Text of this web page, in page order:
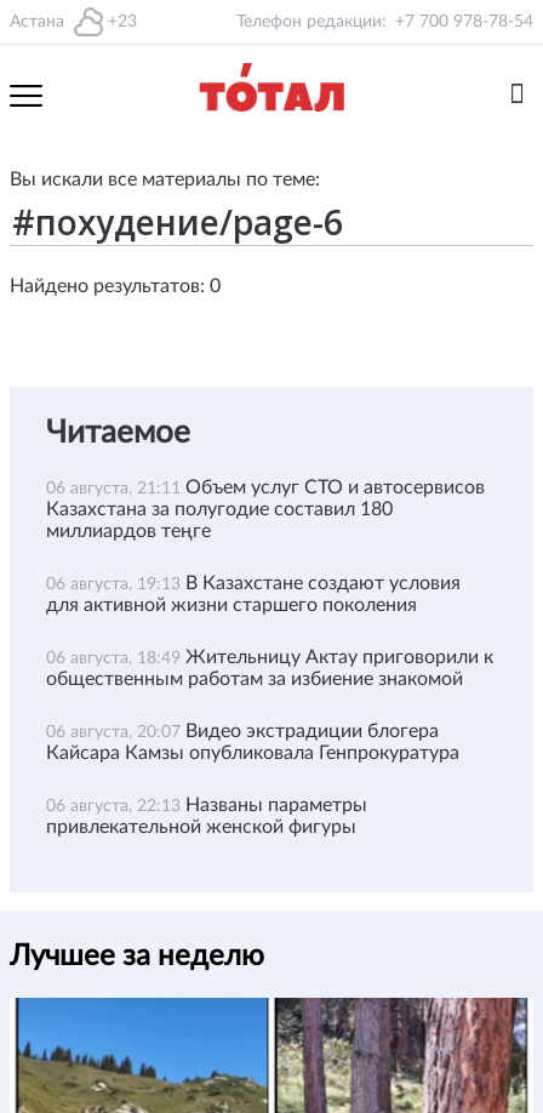
Астана +23 Телефон редакции: +7 700 978-78-54
Вы искали все материалы по теме:
Найдено результатов: 0
Читаемое
06 августа, 21:11 Объем услуг СТО и автосервисов
Казахстана за полугодие составил 180
миллиардов теңге
06 августа, 19:13 В Казахстане создают условия
для активной жизни старшего поколения
06 августа, 18:49 Жительницу Актау приговорили к
общественным работам за избиение знакомой
06 августа, 20:07 Видео экстрадиции блогера
Кайсара Камзы опубликовала Генпрокуратура
06 августа, 22:13 Названы параметры
привлекательной женской фигуры
Лучшее за неделю